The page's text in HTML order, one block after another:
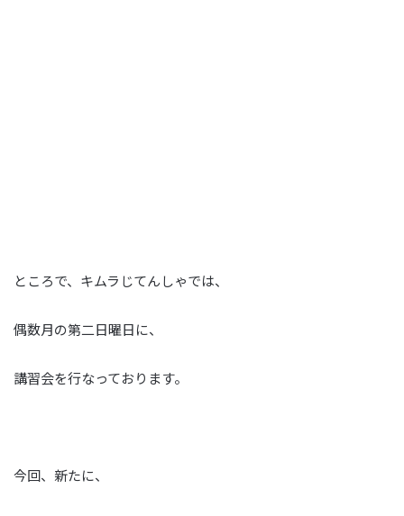
ところで、キムラじてんしゃでは、
偶数月の第二日曜日に、
講習会を行なっております。
今回、新たに、